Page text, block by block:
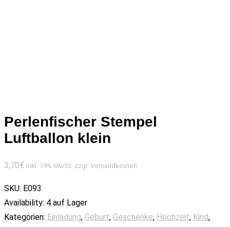
Perlenfischer Stempel
Luftballon klein
3,70€ inkl. 19% MwSt. zzgl. Versandkosten
SKU: E093
Availability: 4 auf Lager
Kategorien: Einladung, Geburt, Geschenke, Hochzeit, Kind,